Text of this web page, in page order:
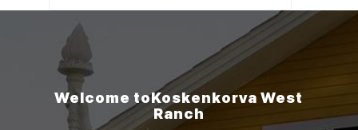
Welcome toKoskenkorvaWest
Ranch